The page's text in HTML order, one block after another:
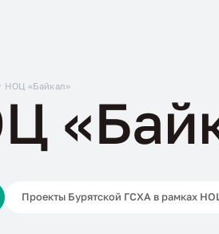
НОЦ «Байкал»
Проекты Бурятской ГСХА в рамках